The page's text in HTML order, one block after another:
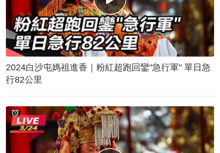
2024白沙屯媽祖進香｜粉紅超跑回鑾"急行軍" 單日急
行82公里